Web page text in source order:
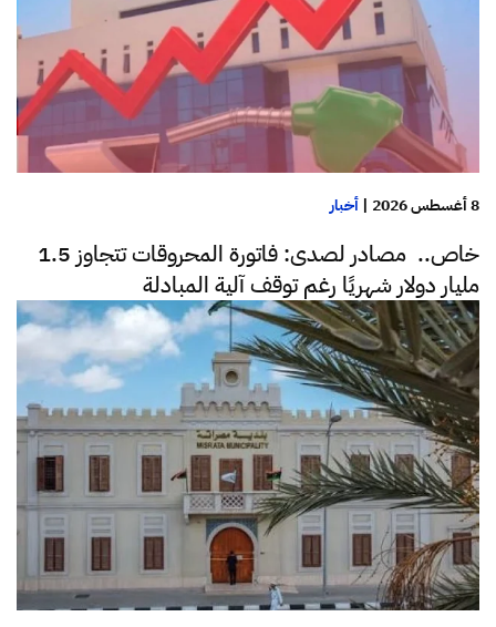
8 أغسطس 2026 | أخبار
خاص.. مصادر لصدى: فاتورة المحروقات تتجاوز 1.5
مليار دولار شهريًا رغم توقف آلية المبادلة